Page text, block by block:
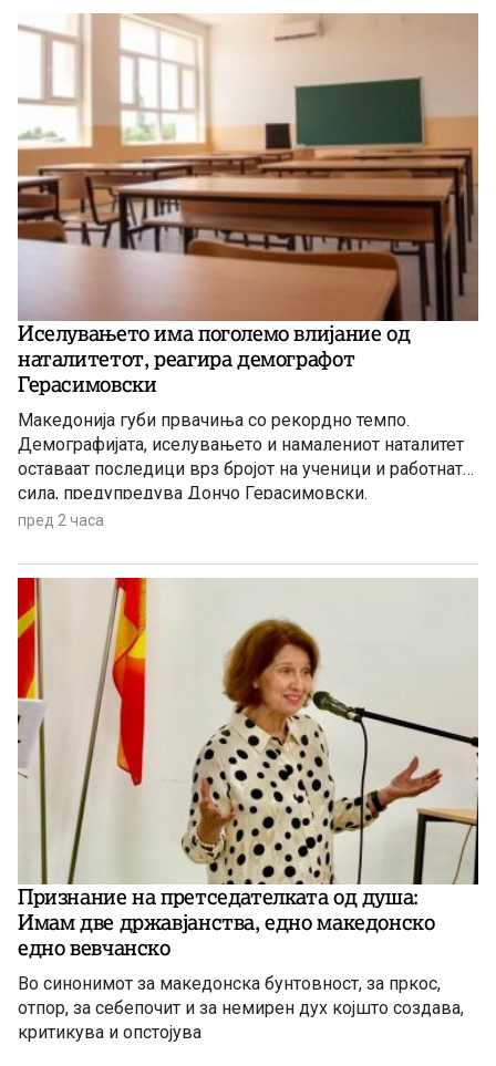
Иселувањето има поголемо влијание од
наталитетот, реагира демографот
Герасимовски
Македонија губи првачиња со рекордно темпо.
Демографијата, иселувањето и намалениот наталитет
оставаат последици врз бројот на ученици и работната
сила, предупредува Дончо Герасимовски.
пред 2 часа
Признание на претседателката од душа:
Имам две државјанства, едно македонско
едно вевчанско
Во синонимот за македонска бунтовност, за пркос,
отпор, за себепочит и за немирен дух којшто создава,
критикува и опстојува